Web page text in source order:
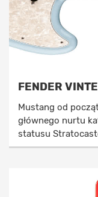
FENDER
Mustang od
głównego nurtu
statusu